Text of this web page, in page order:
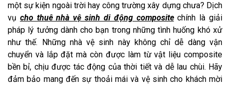
một sự kiện ngoài trời hay công trường xây dựng chưa? Dịch
vụ cho thuê nhà vệ sinh di động compositechính là giải
pháp lý tưởng dành cho bạn trong những tình huống khó xử
như thế. Những nhà vệ sinh này không chỉ dễ dàng vận
chuyển và lắp đặt mà còn được làm từ vật liệu composite
bền bỉ, chịu được tác động của thời tiết và dễ lau chùi. Hãy
đảm bảo mang đến sự thoải mái và vệ sinh cho khách mời